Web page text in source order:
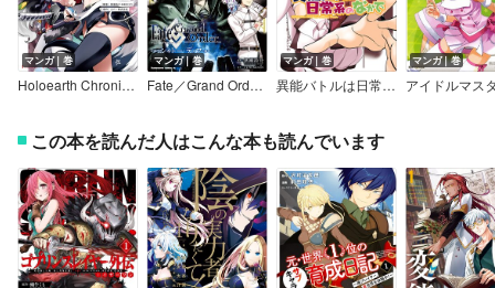
マンガ｜巻
Holoearth Chronicles Side:E ヤマト神想怪異譚【デジタル版限定特典付き】
マンガ｜巻
Fate／Grand Order シャトー・ディフ 黒瀬浩介作品集
マンガ｜巻
異能バトルは日常系のなかで
マンガ｜巻
この本を読んだ人はこんな本も読んでいます